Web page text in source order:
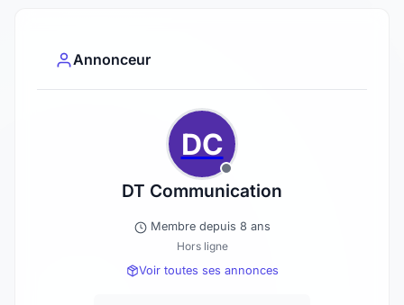
Annonceur
DC
DT Communication
Membre depuis 8 ans
Hors ligne
Voir toutes ses annonces